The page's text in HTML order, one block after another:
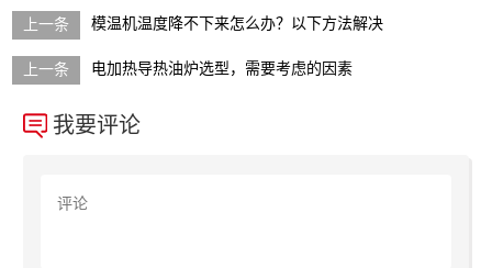
模温机温度降不下来怎么办？以下方法解决
电加热导热油炉选型，需要考虑的因素
我要评论